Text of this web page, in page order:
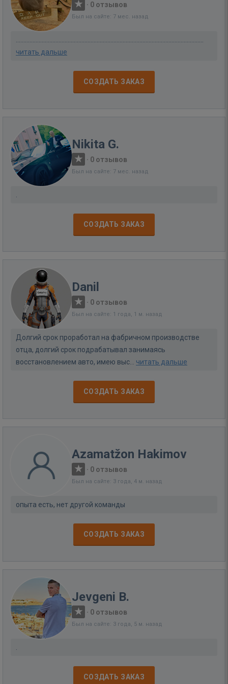
· 0 отзывов
Был на сайте: 7 мес. назад
читать дальше
СОЗДАТЬ ЗАКАЗ
Nikita G.
· 0 отзывов
Был на сайте: 7 мес. назад
СОЗДАТЬ ЗАКАЗ
Danil
· 0 отзывов
Был на сайте: 1 года, 1 м. назад
Долгий срок проработал на фабричном производстве
отца, долгий срок подрабатывал занимаясь
восстановлением авто, имею выс... читать дальше
СОЗДАТЬ ЗАКАЗ
Azamatžon Hakimov
· 0 отзывов
Был на сайте: 3 года, 4 м. назад
опыта есть, нет другой команды
СОЗДАТЬ ЗАКАЗ
Jevgeni B.
· 0 отзывов
Был на сайте: 3 года, 5 м. назад
СОЗДАТЬ ЗАКАЗ